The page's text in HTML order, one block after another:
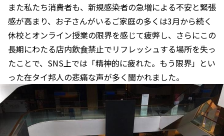
また私たち消費者も、新規感染者の急増による不安と緊張
感が高まり、お子さんがいるご家庭の多くは3月から続く
休校とオンライン授業の限界を感じて疲弊し、さらにこの
長期にわたる店内飲食禁止でリフレッシュする場所を失っ
たことで、SNS上では「精神的に疲れた。もう限界」とい
った在タイ邦人の悲痛な声が多く聞かれました。